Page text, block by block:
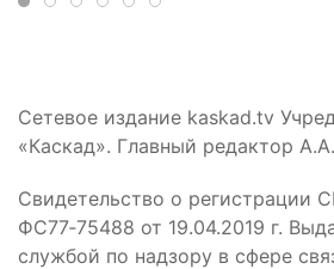
Сетевое издание kaskad.tv
«Каскад». Главный редактор
Свидетельство о
ФС77‑75488 от 19.04.2019 г.
службой по надзору в сфере